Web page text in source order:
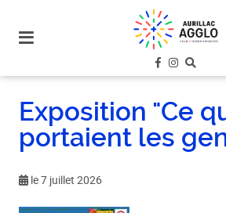
site
menu
aller au
contenu
Exposition "Ce
portaient les
le 7 juillet 2026